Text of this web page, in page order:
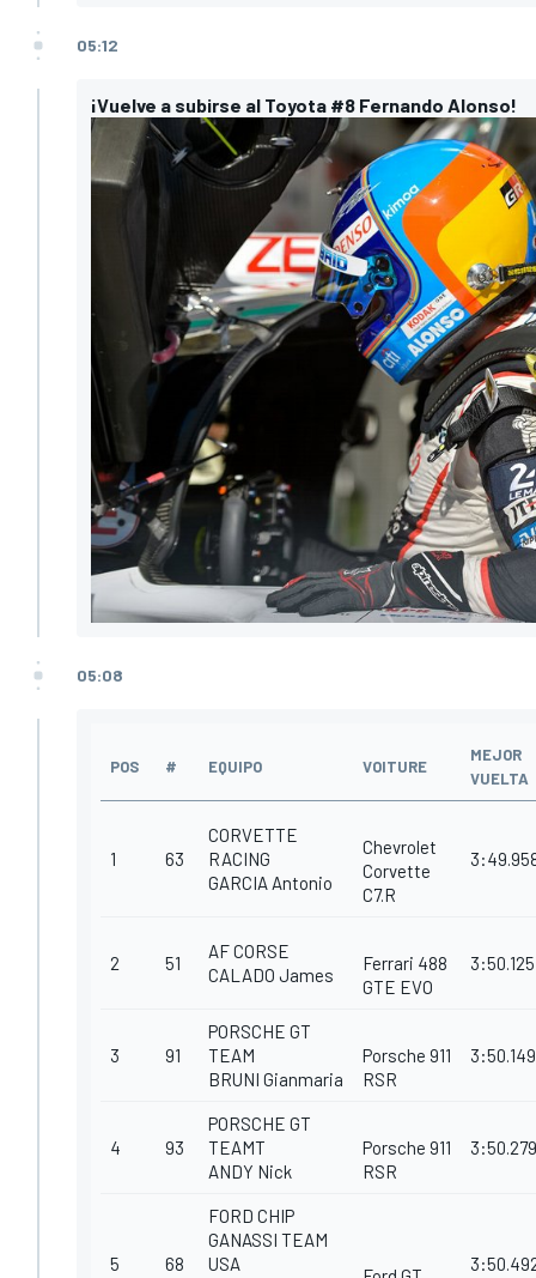
05:12
¡Vuelve a subirse al Toyota #8 Fernando Alonso!
05:08
POS # EQUIPO VOITURE
MEJOR
VUELTA
1 63
CORVETTE
RACING
GARCIA Antonio
Chevrolet
Corvette
C7.R
2 51
AF CORSE
CALADO James
Ferrari 488
GTE EVO
3:50.125
3 91
PORSCHE GT
TEAM
BRUNI Gianmaria
Porsche 911
RSR
3:50.149
4 93
PORSCHE GT
TEAMT
ANDY Nick
Porsche 911
RSR
3:50.279
5 68
FORD CHIP
GANASSI TEAM
USA